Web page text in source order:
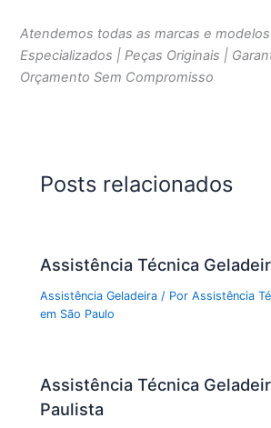
Atendemos todas as marcas e
Especializados | Peças Originais |
Orçamento Sem Compromisso
Posts relacionados
Assistência Técnica
Assistência Geladeira / PorAssistência
em São Paulo
Assistência Técnica
Paulista